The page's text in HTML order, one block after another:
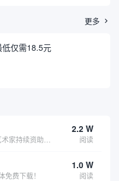
更多 
仅需18.5元
2.2 W
阅读
费下载！
1.0 W
阅读